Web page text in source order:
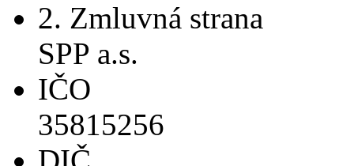
2. Zmluvná strana
SPP a.s.
IČO
35815256